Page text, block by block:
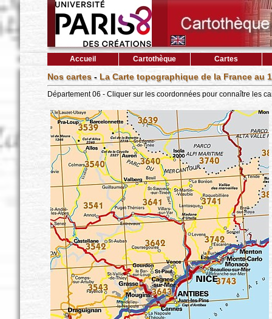
Accueil Cartothèque Cartes
Nos cartes- La Carte topographique de la France au
Département 06 - Cliquer sur les coordonnées pour connaître les